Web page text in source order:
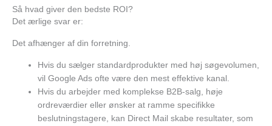
Så hvad giver den bedste ROI?
Det ærlige svar er:
Det afhænger af din forretning.
Hvis du sælger standardprodukter med høj søgevolumen,
vil Google Ads ofte være den mest effektive kanal.
Hvis du arbejder med komplekse B2B-salg, høje
ordreværdier eller ønsker at ramme specifikke
beslutningstagere, kan Direct Mail skabe resultater, som